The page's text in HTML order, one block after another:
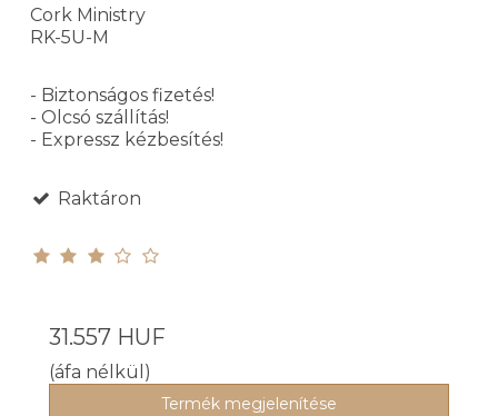
Cork Ministry
RK-5U-M
- Biztonságos fizetés!
- Olcsó szállítás!
- Expressz kézbesítés!
Raktáron
31.557 HUF
(áfa nélkül)
Termék megjelenítése